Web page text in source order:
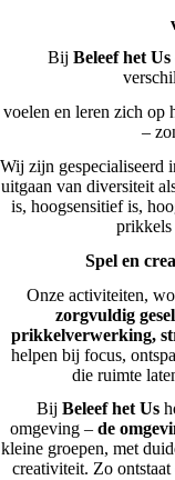
Bij Beleef het Us
voelen en leren zich op
–
Wij zijn gespecialiseerd
uitgaan van diversiteit
is, hoogsensitief is,
prikkels
Spel en
Onze activiteiten,
zorgvuldig
prikkelverwerking,
helpen bij focus,
die ruimte
Bij Beleef het Us
omgeving – de
kleine groepen, met
creativiteit. Zo